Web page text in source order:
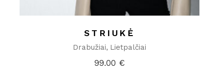
STRIUKĖ
Drabužiai Lietpalčiai
99.00 €